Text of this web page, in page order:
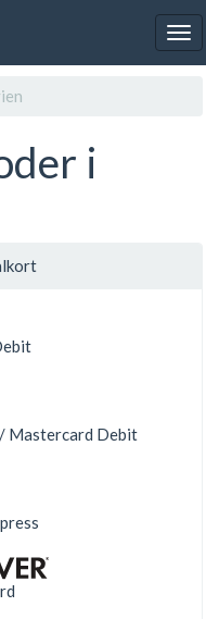
i
Mastercard Debit